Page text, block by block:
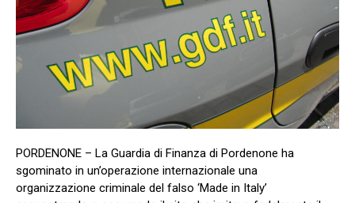
PORDENONE – La Guardia di Finanza di Pordenone ha
sgominato in un’operazione internazionale una
organizzazione criminale del falso ‘Made in Italy’